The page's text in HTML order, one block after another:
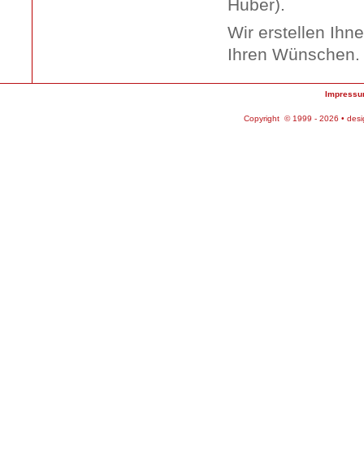
Huber).
Wir erstellen
Ihren Wünschen.
Copyright © 1999 - 2026 •